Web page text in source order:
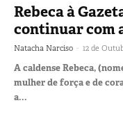
Rebeca à
continuar com
Natacha Narciso - 12 de
A caldense Rebeca,
mulher de força e de
a...